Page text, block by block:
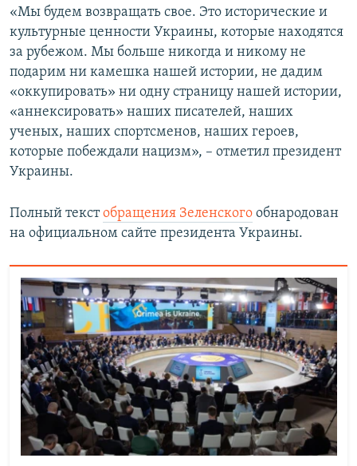
«Мы будем возвращать свое. Это исторические и
культурные ценности Украины, которые находятся
за рубежом. Мы больше никогда и никому не
подарим ни камешка нашей истории, не дадим
«оккупировать» ни одну страницу нашей истории,
«аннексировать» наших писателей, наших
ученых, наших спортсменов, наших героев,
которые побеждали нацизм», – отметил президент
Украины.
Полный текстобращения Зеленского обнародован
на официальном сайте президента Украины.